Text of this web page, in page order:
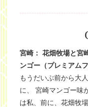
宮崎： 花畑牧場と宮
ンゴー（プレミアム
もうだいぶ前から大
に、 宮崎マンゴー味
は私、前に、花畑牧